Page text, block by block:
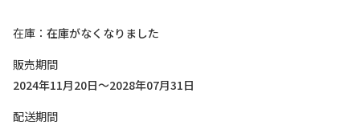
在庫
在庫がなくなりました
販売期間
2024年11月20日～2028年07月31日
配送期間